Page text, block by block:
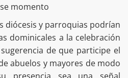
momento
diócesis y parroquias podrían
dominicales a la celebración
de que participe el
abuelos y mayores de modo
presencia sea una señal